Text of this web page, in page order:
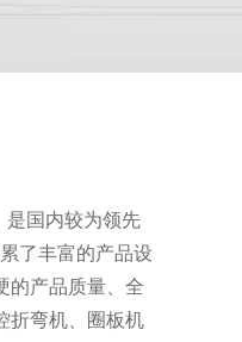
是国内较为领先
了丰富的产品设
的产品质量、全
折弯机、圈板机